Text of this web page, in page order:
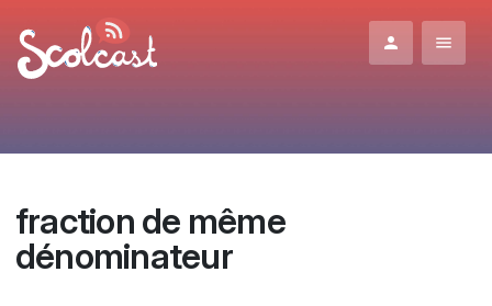
fraction de même
dénominateur